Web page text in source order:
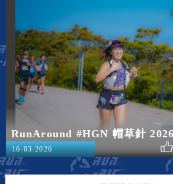
RunAround #HGN 帽草針 2026
16-03-2026